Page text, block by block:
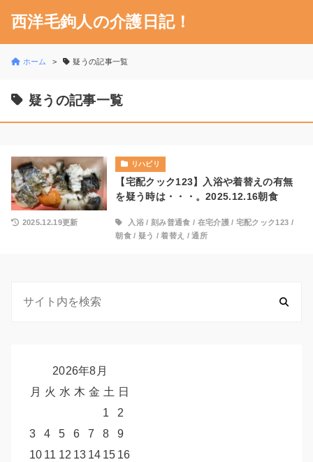
西洋毛鉤人の介護日記！
ホーム 疑うの記事一覧
疑うの記事一覧
リハビリ
【宅配クック123】入浴や着替えの有無
を疑う時は・・・。2025.12.16朝食
2025.12.19更新 入浴 / 刻み普通食 / 在宅介護/ 宅配クック123 /
朝食/ 疑う /着替え /通所
2026年8月
月 火 水 木 金 土 日
1
2
3
4 5 6 7 8
9
10 11 12 13 14 15 16